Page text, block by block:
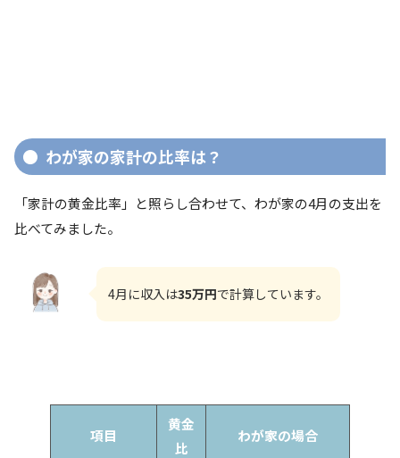
わが家の家計の比率は？
「家計の黄金比率」と照らし合わせて、わが家の4月の支出を
比べてみました。
4月に収入は35万円で計算しています。
項目
黄金
比
わが家の場合